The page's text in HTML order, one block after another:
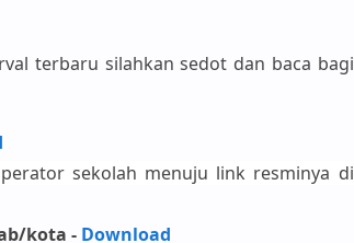
terbaru silahkan sedot dan baca bagi
sekolah menuju link resminya di
kota - Download